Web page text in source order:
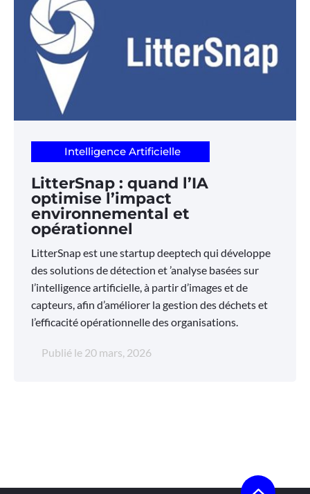
Intelligence Artificielle
LitterSnap : quand l’IA
optimise l’impact
environnemental et
opérationnel
LitterSnap est une startup deeptech qui développe
des solutions de détection et ’analyse basées sur
l’intelligence artificielle, à partir d’images et de
capteurs, afin d’améliorer la gestion des déchets et
l’efficacité opérationnelle des organisations.
Publié le 20 mars, 2026